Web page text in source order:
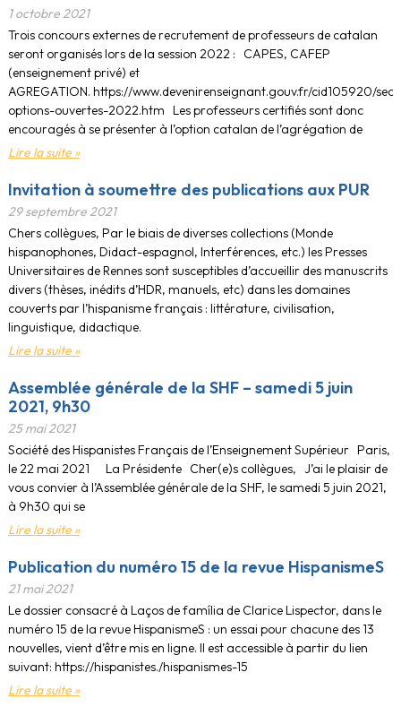
1 octobre 2021
Trois concours externes de recrutement de professeurs de catalan
seront organisés lors de la session 2022 : CAPES, CAFEP
(enseignement privé) et
AGREGATION. https://www.devenirenseignant.gouv.fr/cid105920/
options-ouvertes-2022.htm Les professeurs certifiés sont donc
encouragés à se présenter à l’option catalan de l’agrégation de
Lire la suite »
Invitation à soumettre des publications aux PUR
29 septembre 2021
Chers collègues, Par le biais de diverses collections (Monde
hispanophones, Didact-espagnol, Interférences, etc.) les Presses
Universitaires de Rennes sont susceptibles d’accueillir des manuscrits
divers (thèses, inédits d’HDR, manuels, etc) dans les domaines
couverts par l’hispanisme français : littérature, civilisation,
linguistique, didactique.
Lire la suite »
Assemblée générale de la SHF – samedi 5 juin
2021, 9h30
25 mai 2021
Société des Hispanistes Français de l’Enseignement Supérieur Paris,
le 22 mai 2021 La Présidente Cher(e)s collègues, J’ai le plaisir de
vous convier à l’Assemblée générale de la SHF, le samedi 5 juin 2021,
à 9h30 qui se
Lire la suite »
Publication du numéro 15 de la revue HispanismeS
21 mai 2021
Le dossier consacré à Laços de família de Clarice Lispector, dans le
numéro 15 de la revue HispanismeS : un essai pour chacune des 13
nouvelles, vient d’être mis en ligne. Il est accessible à partir du lien
suivant: https://hispanistes./hispanismes-15
Lire la suite »